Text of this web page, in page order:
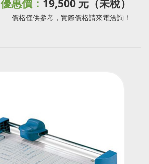
優惠價： 19,500 元（未稅）
價格僅供參考，實際價格請來電洽詢！